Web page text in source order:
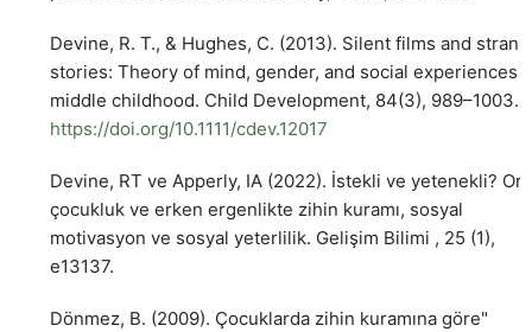
Devine, R. T., & Hughes, C. (2013). Silent films and
stories: Theory of mind, gender, and social experiences
middle childhood. Child Development, 84(3), 989–1003.
https://doi.org/10.1111/cdev.12017
Devine, RT ve Apperly, IA (2022). İstekli ve yetenekli?
çocukluk ve erken ergenlikte zihin kuramı, sosyal
motivasyon ve sosyal yeterlilik. Gelişim Bilimi , 25 (1),
e13137.
Dönmez, B. (2009). Çocuklarda zihin kuramına göre"